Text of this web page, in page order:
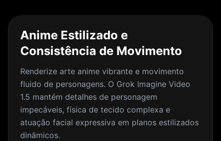
Anime Estilizado e
Consistência de Movimento
Renderize arte anime vibrante e movimento
fluido de personagens. O Grok Imagine Video
1.5 mantém detalhes de personagem
impecáveis, física de tecido complexa e
atuação facial expressiva em planos estilizados
dinâmicos.